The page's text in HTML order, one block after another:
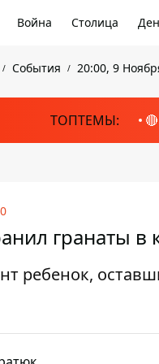
Война Столица
События 20:00, 9
ТОПТЕМЫ:
гранаты в
ребенок,